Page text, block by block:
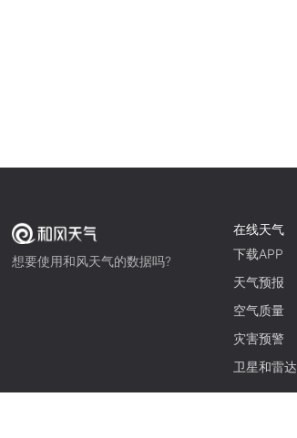
想要使用和风天气的数据吗?
在线天气
下载APP
天气预报
空气质量
灾害预警
卫星和雷达